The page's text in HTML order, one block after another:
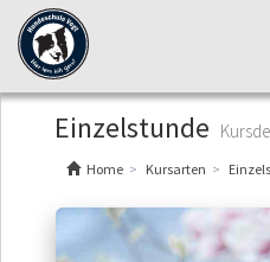
Einzelstunde
Home Kursarten